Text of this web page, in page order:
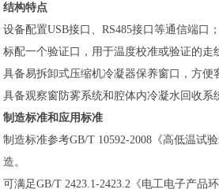
结构特点
设备配置USB接口、RS485接口等通信端口；
标配一个验证口，用于温度校准或验证的走
具备易拆卸式压缩机冷凝器保养窗口，方便
具备观察窗防雾系统和腔体内冷凝水回收系
制造标准和应用标准
制造标准参考GB/T 10592-2008《高低温试
造。
可满足GB/T 2423.1-2423.2《电工电子产品